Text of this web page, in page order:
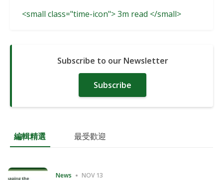
<small class="time-icon"> 3m read </small>
Subscribe to our Newsletter
Subscribe
編輯精選 最受歡迎
News NOV 13